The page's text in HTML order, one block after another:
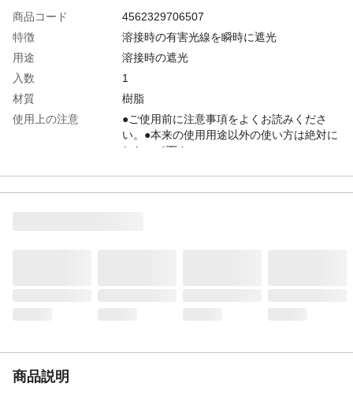
商品コード
4562329706507
特徴
溶接時の有害光線を瞬時に遮光
用途
溶接時の遮光
入数
1
材質
樹脂
使用上の注意
●ご使用前に注意事項をよくお読みくださ
い。●本来の使用用途以外の使い方は絶対に
しないで下さい。
遮光速度
1/20000秒
商品説明